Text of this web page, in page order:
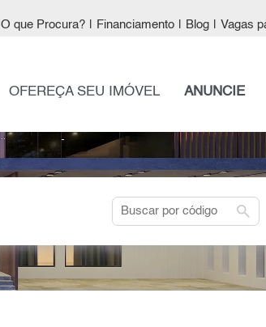
O que Procura? Financiamento Blog Vagas
OFEREÇA SEU IMÓVEL ANUNCIE
search